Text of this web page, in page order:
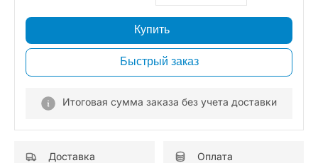
Купить
Быстрый заказ
Итоговая сумма заказа без учета доставки
Доставка Оплата